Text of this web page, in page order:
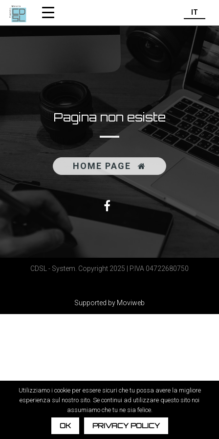
IT
Pagina non esiste
HOME PAGE
CDSL - System. Copyright 2025 | P.IVA 04722680750
Supported by Moviweb
Utilizziamo i cookie per essere sicuri che tu possa avere la migliore
esperienza sul nostro sito. Se continui ad utilizzare questo sito noi
assumiamo che tu ne sia felice.
OK PRIVACY POLICY